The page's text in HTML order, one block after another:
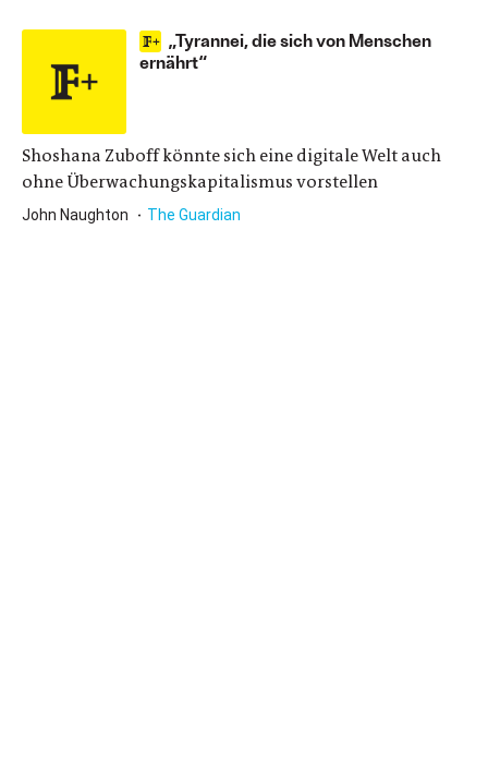
„Tyrannei, die sich von Menschen
ernährt“
Shoshana Zuboff könnte sich eine digitale Welt auch
ohne Überwachungskapitalismus vorstellen
John Naughton The Guardian